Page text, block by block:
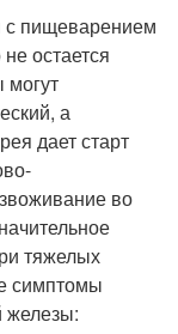
с пищеварением
остается
а
дает старт
во
тяжелых
симптомы
железы: